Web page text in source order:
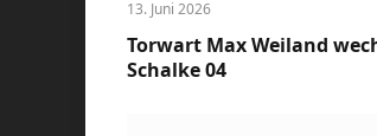
13. Juni 2026
Torwart Max Weiland
Schalke 04